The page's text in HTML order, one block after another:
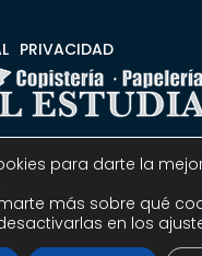
PRIVACIDAD
DEVOLUCIONES Y
Papelería El
para darte la
más sobre qué
en los